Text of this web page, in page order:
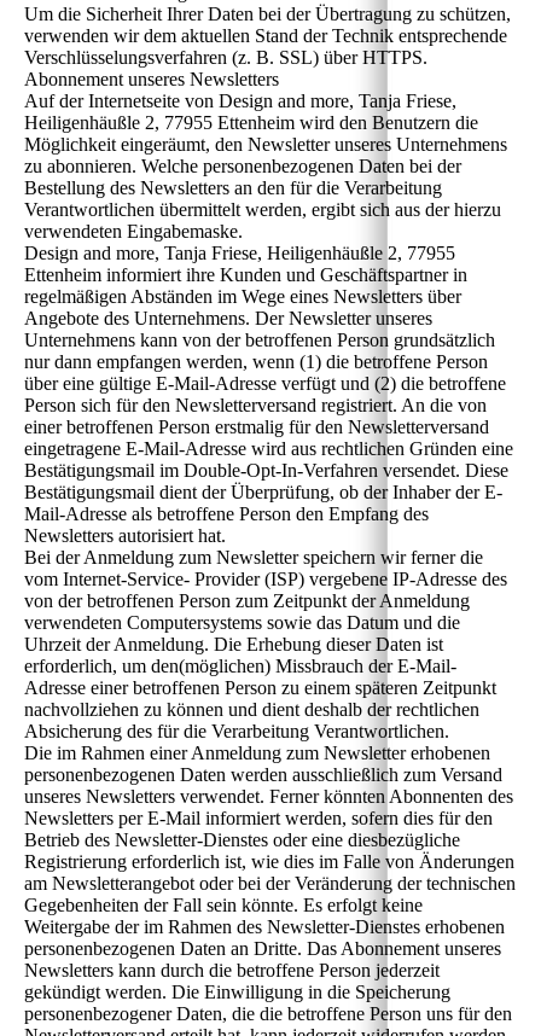
Um die Sicherheit Ihrer Daten bei der Übertragung zu schützen,
verwenden wir dem aktuellen Stand der Technik entsprechende
Verschlüsselungsverfahren (z. B. SSL) über HTTPS.
Abonnement unseres Newsletters
Auf der Internetseite von Design and more, Tanja Friese,
Heiligenhäußle 2, 77955 Ettenheim wird den Benutzern die
Möglichkeit eingeräumt, den Newsletter unseres Unternehmens
zu abonnieren. Welche personenbezogenen Daten bei der
Bestellung des Newsletters an den für die Verarbeitung
Verantwortlichen übermittelt werden, ergibt sich aus der hierzu
verwendeten Eingabemaske.
Design and more, Tanja Friese, Heiligenhäußle 2, 77955
Ettenheim informiert ihre Kunden und Geschäftspartner in
regelmäßigen Abständen im Wege eines Newsletters über
Angebote des Unternehmens. Der Newsletter unseres
Unternehmens kann von der betroffenen Person grundsätzlich
nur dann empfangen werden, wenn (1) die betroffene Person
über eine gültige E-Mail-Adresse verfügt und (2) die betroffene
Person sich für den Newsletterversand registriert. An die von
einer betroffenen Person erstmalig für den Newsletterversand
eingetragene E-Mail-Adresse wird aus rechtlichen Gründen eine
Bestätigungsmail im Double-Opt-In-Verfahren versendet. Diese
Bestätigungsmail dient der Überprüfung, ob der Inhaber der E-
Mail-Adresse als betroffene Person den Empfang des
Newsletters autorisiert hat.
Bei der Anmeldung zum Newsletter speichern wir ferner die
vom Internet-Service- Provider (ISP) vergebene IP-Adresse des
von der betroffenen Person zum Zeitpunkt der Anmeldung
verwendeten Computersystems sowie das Datum und die
Uhrzeit der Anmeldung. Die Erhebung dieser Daten ist
erforderlich, um den(möglichen) Missbrauch der E-Mail-
Adresse einer betroffenen Person zu einem späteren Zeitpunkt
nachvollziehen zu können und dient deshalb der rechtlichen
Absicherung des für die Verarbeitung Verantwortlichen.
Die im Rahmen einer Anmeldung zum Newsletter erhobenen
personenbezogenen Daten werden ausschließlich zum Versand
unseres Newsletters verwendet. Ferner könnten Abonnenten des
Newsletters per E-Mail informiert werden, sofern dies für den
Betrieb des Newsletter-Dienstes oder eine diesbezügliche
Registrierung erforderlich ist, wie dies im Falle von Änderungen
am Newsletterangebot oder bei der Veränderung der technischen
Gegebenheiten der Fall sein könnte. Es erfolgt keine
Weitergabe der im Rahmen des Newsletter-Dienstes erhobenen
personenbezogenen Daten an Dritte. Das Abonnement unseres
Newsletters kann durch die betroffene Person jederzeit
gekündigt werden. Die Einwilligung in die Speicherung
personenbezogener Daten, die die betroffene Person uns für den